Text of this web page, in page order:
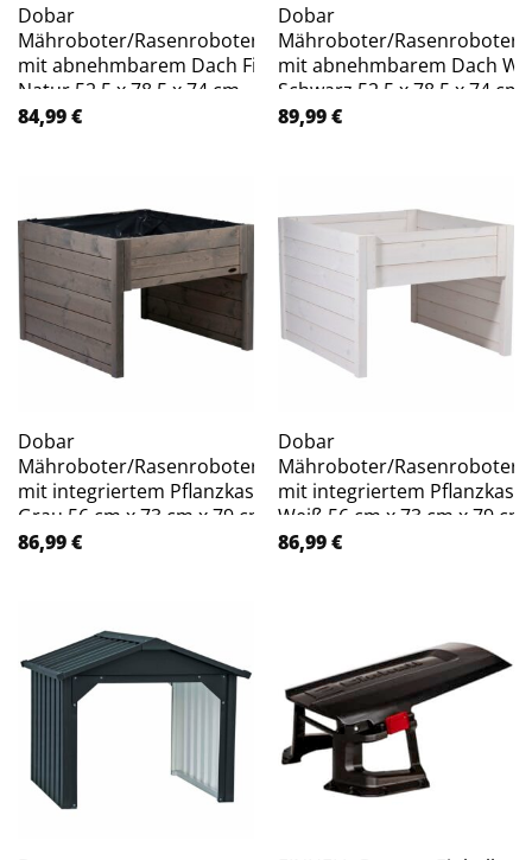
Dobar
Mähroboter/Rasenrobotergarage
mit abnehmbarem Dach Fichte
Natur 52,5 x 78,5 x 74 cm
84,99€
Dobar
Mähroboter/
mit abnehmbarem Dach
Schwarz 52,5 x 78,5 x 74 cm
89,99€
Dobar
Mähroboter/Rasenrobotergarage
mit integriertem Pflanzkasten
Grau 56 cm x 73 cm x 79 cm
86,99€
Dobar
Mähroboter/
mit integriertem
Weiß 56 cm x 73 cm x 79 cm
86,99€